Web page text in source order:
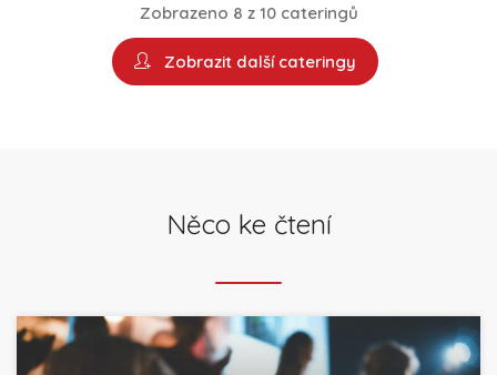
Zobrazeno 8 z 10 cateringů
Zobrazit další cateringy
Něco ke čtení